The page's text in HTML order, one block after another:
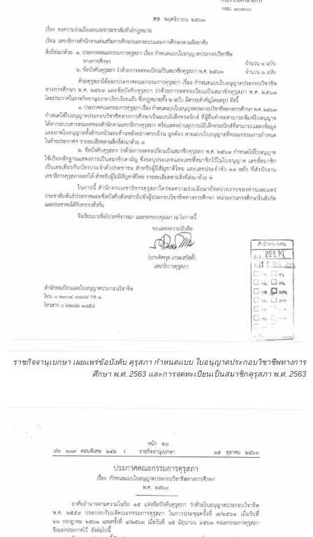
ราชกิจจานุเบกษา เผยแพร่ข้อบังคับ คุรุสภา กำหนดแบบ ใบอนุญาตประกอบวิชาชีพทางการ
ศึกษา พ.ศ. 2563 และการจดทะเบียนเป็นสมาชิกคุรุสภา พ.ศ. 2563